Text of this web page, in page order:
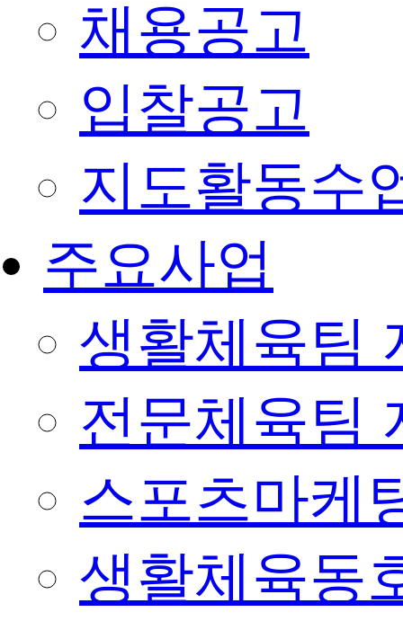
채용공고
입찰공고
지도활동수
주요사업
생활체육팀
전문체육팀
스포츠마케
생활체육동